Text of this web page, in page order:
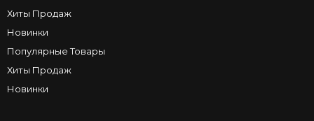
Хиты Продаж
Новинки
Популярные Товары
Хиты Продаж
Новинки